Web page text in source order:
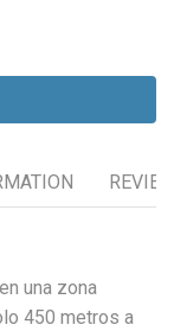
una zona
450 metros a